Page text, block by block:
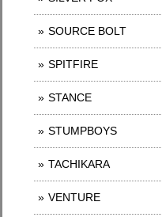
SOURCE BOLT
SPITFIRE
STANCE
STUMPBOYS
TACHIKARA
VENTURE